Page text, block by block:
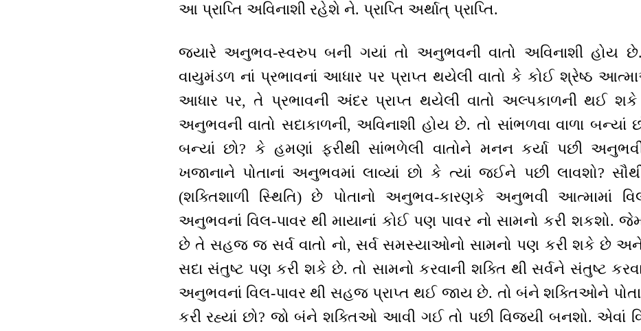
આ પ્રાપ્તિ અવિનાશી રહેશે ને. પ્રાપ્તિ અર્થાત્ પ્રાપ્તિ.
જ્યારે અનુભવ-સ્વરુપ બની ગયાં તો અનુભવની વાતો અવિનાશી હોય છે.
વાયુમંડળ નાં પ્રભાવનાં આધાર પર પ્રાપ્ત થયેલી વાતો કે કોઈ શ્રેષ્ઠ
આધાર પર, તે પ્રભાવની અંદર પ્રાપ્ત થયેલી વાતો અલ્પકાળની થઈ શકે
અનુભવની વાતો સદાકાળની, અવિનાશી હોય છે. તો સાંભળવા વાળા બન્યાં
બન્યાં છો? કે હમણાં ફરીથી સાંભળેલી વાતોને મનન કર્યા પછી
ખજાનાને પોતાનાં અનુભવમાં લાવ્યાં છો કે ત્યાં જઈને પછી લાવશો?
(શક્તિશાળી સ્થિતિ) છે પોતાનો અનુભવ-કારણકે અનુભવી આત્મામાં
અનુભવનાં વિલ-પાવર થી માયાનાં કોઈ પણ પાવર નો સામનો કરી શકશો.
છે તે સહજ જ સર્વ વાતો નો, સર્વ સમસ્યાઓનો સામનો પણ કરી શકે છે
સદા સંતુષ્ટ પણ કરી શકે છે. તો સામનો કરવાની શક્તિ થી સર્વને સંતુષ્ટ
અનુભવનાં વિલ-પાવર થી સહજ પ્રાપ્ત થઈ જાય છે. તો બંને શક્તિઓને
કરી રહ્યાં છો? જો બંને શક્તિઓ આવી ગઈ તો પછી વિજયી બનશો. એવાં